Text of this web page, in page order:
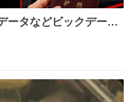
タなどビックデータ
、多額の資金決済など
い。そして、パスポ